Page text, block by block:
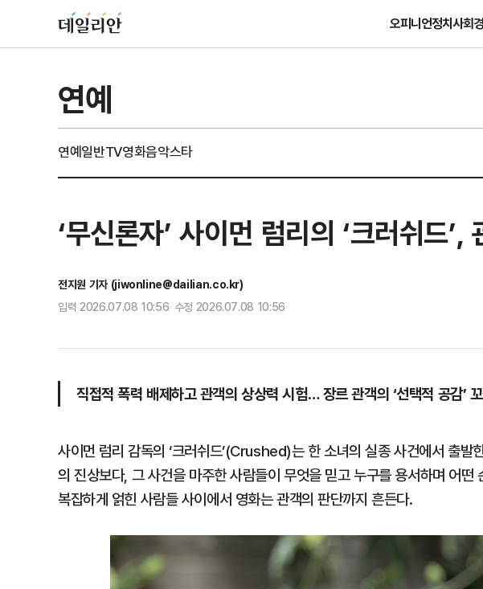
오피니언정치사회
연예
연예일반TV영화음악스타
‘무신론자’ 사이먼 럼리의 ‘크러쉬드
전지원 기자 (jiwonline@dailian.co.kr)
입력 2026.07.08 10:56 수정 2026.07.08 10:56
직접적 폭력 배제하고 관객의 상상력 시험… 장르 관객의 ‘선택적 공감’
사이먼 럼리 감독의 ‘크러쉬드’(Crushed)는 한 소녀의 실종 사건에서 출발
의 진상보다, 그 사건을 마주한 사람들이 무엇을 믿고 누구를 용서하며 어
복잡하게 얽힌 사람들 사이에서 영화는 관객의 판단까지 흔든다.